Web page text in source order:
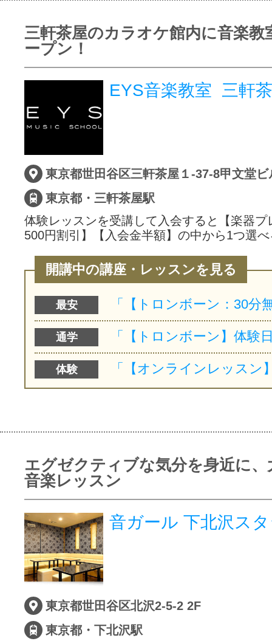
三軒茶屋のカラオケ館内に音楽教
ープン！
EYS音楽教室 三軒
東京都世田谷区三軒茶屋１-37-8甲文堂ビ
東京都・三軒茶屋駅
体験レッスンを受講して入会すると【楽器プ
500円割引】【入会金半額】の中から1つ選
開講中の講座・レッスンを見る
最安
通学
体験
エグゼクティブな気分を身近に、
音楽レッスン
音ガール 下北沢ス
東京都世田谷区北沢2-5-2 2F
東京都・下北沢駅